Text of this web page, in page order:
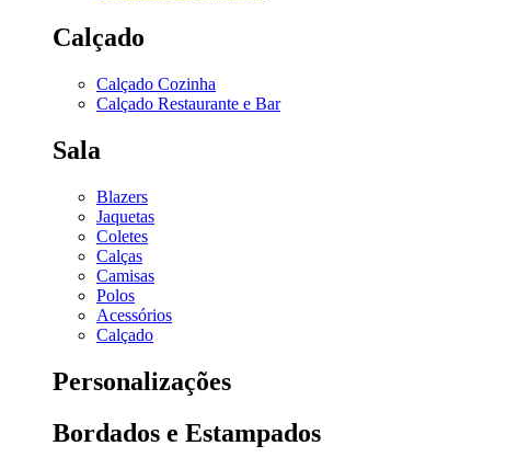
Calçado
Calçado Cozinha
Calçado Restaurante e Bar
Sala
Blazers
Jaquetas
Coletes
Calças
Camisas
Polos
Acessórios
Calçado
Personalizações
Bordados e Estampados